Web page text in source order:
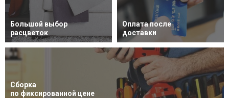
Большой выбор
расцветок
Оплата после
доставки
Сборка
по фиксированной цене